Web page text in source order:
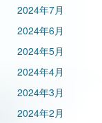
2024年7月
2024年6月
2024年5月
2024年4月
2024年3月
2024年2月